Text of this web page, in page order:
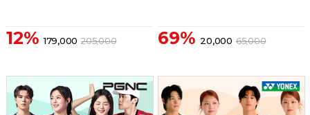
12% 179,000 205,000 69% 20,000 65,000